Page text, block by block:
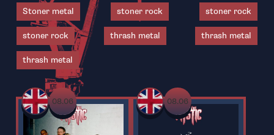
Stoner metal stoner rock stoner rock
stoner rock thrash metal thrash metal
thrash metal
08.06 08.06